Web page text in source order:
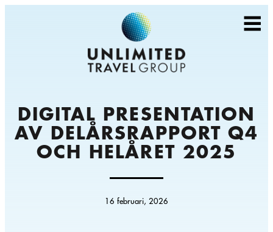
DIGITAL PRESENTATION
AV DELÅRSRAPPORT Q4
OCH HELÅRET 2025
16 februari, 2026